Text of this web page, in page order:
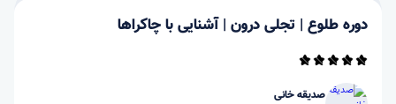
دوره طلوع | تجلی درون | آشنایی با چاکراها
صدیقه خانی